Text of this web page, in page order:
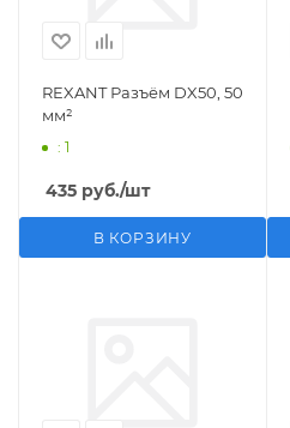
REXANT Разъём DX50, 50
мм²
: 1
435 руб./шт
В КОРЗИНУ